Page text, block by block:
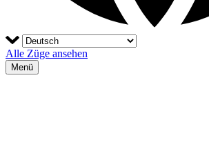
Alle Züge ansehen
Menü